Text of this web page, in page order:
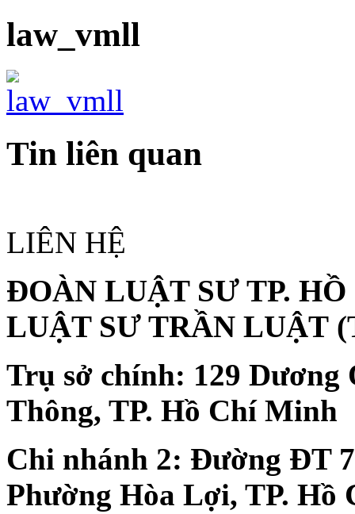
law_vmll
Tin liên quan
LIÊN HỆ
ĐOÀN LUẬT SƯ TP.
LUẬT SƯ TRẦN LUẬT
Trụ sở chính: 129 Dương
Thông, TP. Hồ Chí Minh
Chi nhánh 2: Đường ĐT
Phường Hòa Lợi, TP. Hồ